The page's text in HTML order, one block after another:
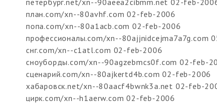
план.com/xn--80avhf.com 02-feb-2006
попа.com/xn--80a1acb.com 02-feb-2006
профессионалы.com/xn--80ajjnidcejma7a7g.com
снг.com/xn--c1atl.com 02-feb-2006
сноуборды.com/xn--90agzebmcs0f.com 02-feb-
сценарий.com/xn--80ajkertd4b.com 02-feb-2006
хабаровск.net/xn--80aacf4bwnk3a.net 02-feb-
цирк.com/xn--h1aerw.com 02-feb-2006